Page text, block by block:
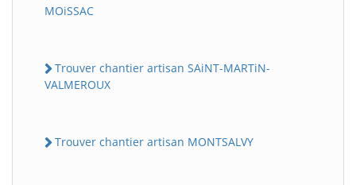
MOiSSAC
Trouver chantier artisan SAiNT-MARTiN-
VALMEROUX
Trouver chantier artisan MONTSALVY